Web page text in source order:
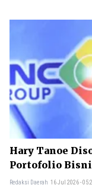
Hary Tanoe
Portofolio
Redaksi Daerah 16 Jul 2026 -